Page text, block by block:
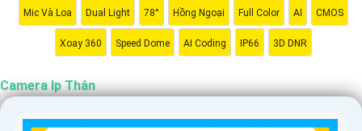
'
Mic Và Loa Dual Light 78° Hồng Ngoại Full Color AI CMOS
Xoay 360 Speed Dome AI Coding IP66 3D DNR
Camera Ip Thân